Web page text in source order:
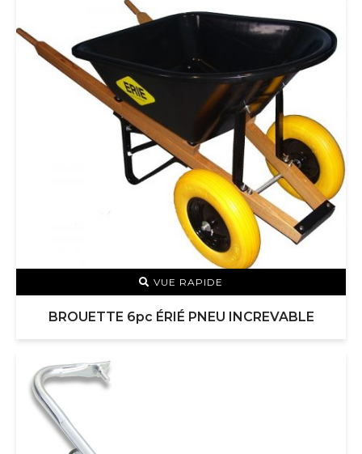
VUE RAPIDE
BROUETTE 6pc ÉRIÉ PNEU INCREVABLE